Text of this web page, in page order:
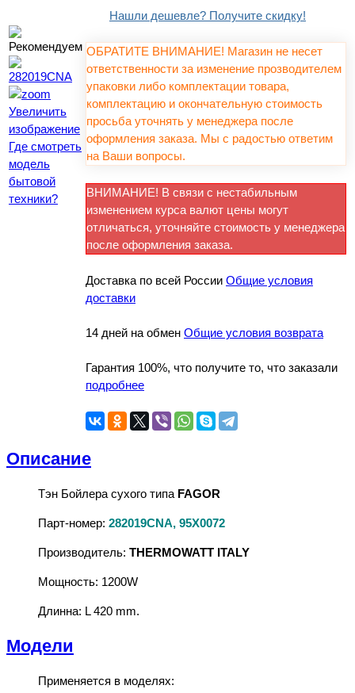
Увеличить
изображение
Где смотреть
модель
бытовой
техники?
Нашли дешевле? Получите скидку!
ОБРАТИТЕ ВНИМАНИЕ! Магазин не несет
ответственности за изменение прозводителем
упаковки либо комплектации товара,
комплектацию и окончательную стоимость
просьба уточнять у менеджера после
оформления заказа. Мы с радостью ответим
на Ваши вопросы.
ВНИМАНИЕ! В связи с нестабильным
изменением курса валют цены могут
отличаться, уточняйте стоимость у менеджера
после оформления заказа.
Доставка по всей России Общие условия
доставки
14 дней на обмен Общие условия возврата
Гарантия 100%, что получите то, что заказали
подробнее
Описание
Тэн Бойлера сухого типа FAGOR
Парт-номер: 282019CNA, 95X0072
Производитель: THERMOWATT ITALY
Мощность: 1200W
Длинна: L 420 mm.
Модели
Применяется в моделях: